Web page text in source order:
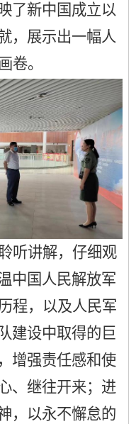
了新中国成立以
，展示出一幅人
卷。
听讲解，仔细观
中国人民解放军
程，以及人民军
建设中取得的巨
增强责任感和使
、继往开来；进
，以永不懈怠的